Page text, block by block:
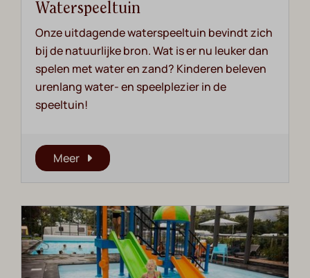
Waterspeeltuin
Onze uitdagende waterspeeltuin bevindt zich
bij de natuurlijke bron. Wat is er nu leuker dan
spelen met water en zand? Kinderen beleven
urenlang water- en speelplezier in de
speeltuin!
Meer